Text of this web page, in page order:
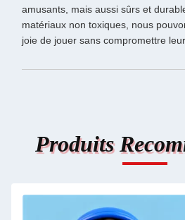
amusants, mais aussi sûrs et
matériaux non toxiques, nous
joie de jouer sans compromettre
Produits